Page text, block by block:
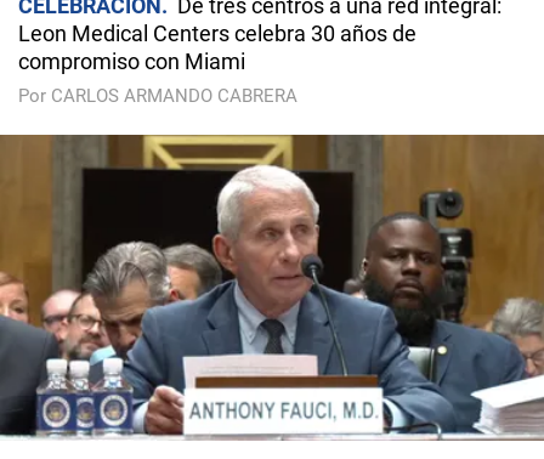
CELEBRACIÓN
De tres centros a una red integral:
Leon Medical Centers celebra 30 años de
compromiso con Miami
Por CARLOS ARMANDO CABRERA